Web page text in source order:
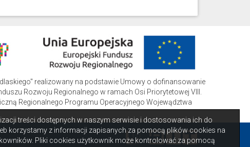
treści dostępnych w naszym serwisie i dostosowania ich do
korzystamy z informacji zapisanych za pomocą plików cookies na
Pliki cookies użytkownik może kontrolować za pomocą
realizowany na podstawie Umowy o dofinansowanie
Rozwoju Regionalnego w ramach Osi Priorytetowej VIII.
Regionalnego Programu Operacyjnego Wojewądztwa